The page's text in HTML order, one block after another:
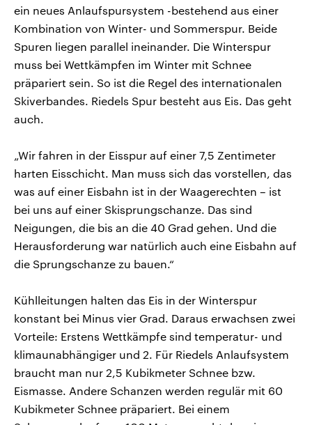
ein neues Anlaufspursystem -bestehend aus einer
Kombination von Winter- und Sommerspur. Beide
Spuren liegen parallel ineinander. Die Winterspur
muss bei Wettkämpfen im Winter mit Schnee
präpariert sein. So ist die Regel des internationalen
Skiverbandes. Riedels Spur besteht aus Eis. Das geht
auch.
„Wir fahren in der Eisspur auf einer 7,5 Zentimeter
harten Eisschicht. Man muss sich das vorstellen, das
was auf einer Eisbahn ist in der Waagerechten – ist
bei uns auf einer Skisprungschanze. Das sind
Neigungen, die bis an die 40 Grad gehen. Und die
Herausforderung war natürlich auch eine Eisbahn auf
die Sprungschanze zu bauen.“
Kühlleitungen halten das Eis in der Winterspur
konstant bei Minus vier Grad. Daraus erwachsen zwei
Vorteile: Erstens Wettkämpfe sind temperatur- und
klimaunabhängiger und 2. Für Riedels Anlaufsystem
braucht man nur 2,5 Kubikmeter Schnee bzw.
Eismasse. Andere Schanzen werden regulär mit 60
Kubikmeter Schnee präpariert. Bei einem